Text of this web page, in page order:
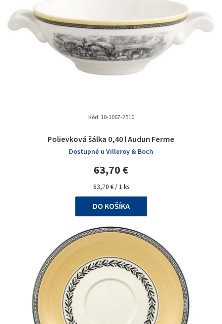
Polievková šálka 0,40 l Audun Ferme
Dostupné u Villeroy & Boch
63,70 €
Jednotková
cena:
63,70 € / 1 ks
DO KOŠÍKA
Kód: 10-1067-2510